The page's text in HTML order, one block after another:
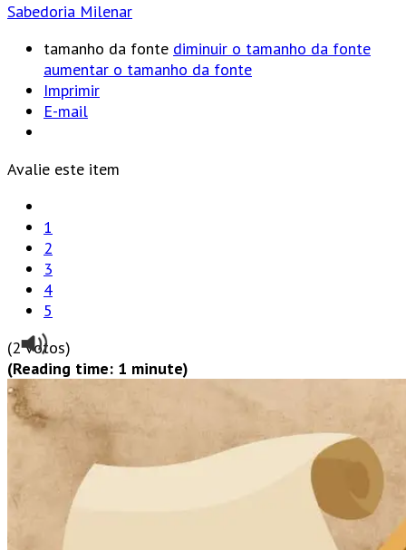
Sabedoria Milenar
tamanho da fonte diminuir o tamanho da fonte
aumentar o tamanho da fonte
Imprimir
E-mail
Avalie este item
1
2
3
4
5
(2 votos)
(Reading time: 1 minute)